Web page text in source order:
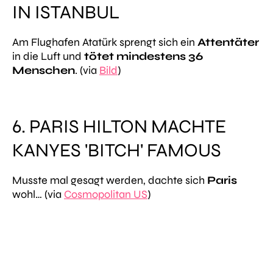
IN ISTANBUL
Am Flughafen Atatürk sprengt sich ein Attentäter
in die Luft und tötet mindestens 36
Menschen. (via Bild)
6. PARIS HILTON MACHTE
KANYES 'BITCH' FAMOUS
Musste mal gesagt werden, dachte sich Paris
wohl… (via Cosmopolitan US)